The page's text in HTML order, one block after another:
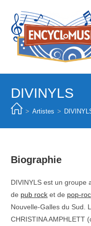
content
DIVINYLS
> Artistes >
Biographie
DIVINYLS est un groupe
de pub rock et de pop-
Nouvelle-Galles du Sud.
CHRISTINA AMPHLETT